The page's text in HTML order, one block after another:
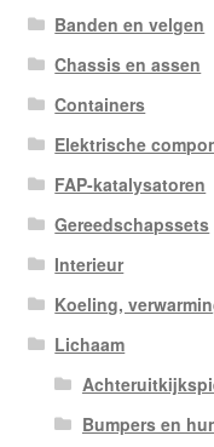
Banden en velgen
Chassis en assen
Containers
Elektrische
FAP-katalysatoren
Gereedschapssets
Interieur
Koeling,
Lichaam
Bumpers en